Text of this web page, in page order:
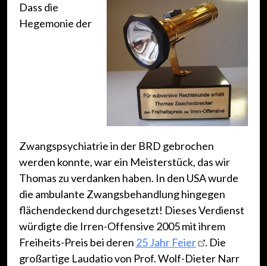
Dass die
Hegemonie der
Zwangspsychiatrie in der BRD gebrochen
werden konnte, war ein Meisterstück, das wir
Thomas zu verdanken haben. In den USA wurde
die ambulante Zwangsbehandlung hingegen
flächendeckend durchgesetzt! Dieses Verdienst
würdigte die Irren-Offensive 2005 mit ihrem
Freiheits-Preis bei deren 25 Jahr Feier
. Die
großartige Laudatio von Prof. Wolf-Dieter Narr